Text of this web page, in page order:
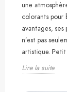
une
colorants pour
avantages, ses
n’est pas
artistique. Petit
Lire la suite